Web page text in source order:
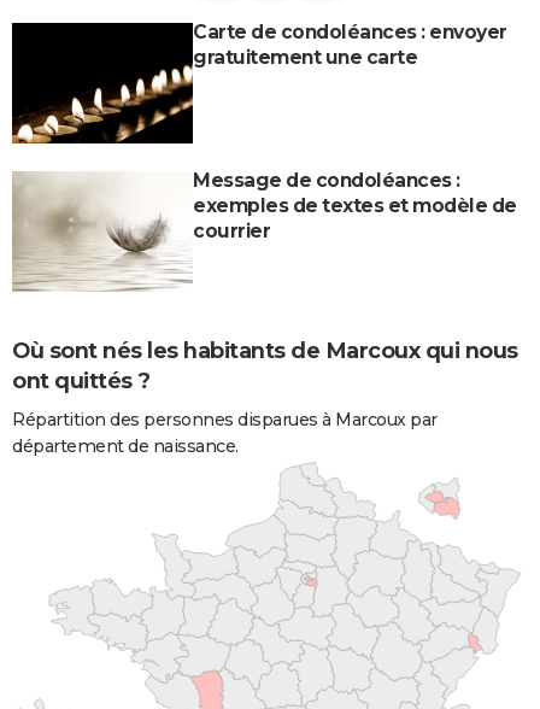
Carte de condoléances : envoyer
gratuitement une carte
Message de condoléances :
exemples de textes et modèle de
courrier
Où sont nés les habitants de Marcoux qui nous
ont quittés ?
Répartition des personnes disparues à Marcoux par
département de naissance.